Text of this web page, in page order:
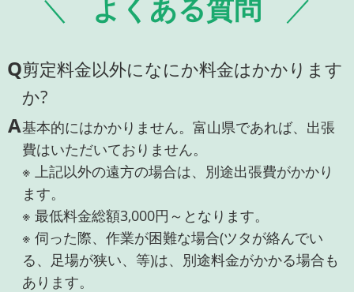
よくある質問
Q剪定料金以外になにか料金はかかります
か?
A基本的にはかかりません。富山県であれば、出張
費はいただいておりません。
※ 上記以外の遠方の場合は、別途出張費がかかり
ます。
※ 最低料金総額3,000円～となります。
※ 伺った際、作業が困難な場合(ツタが絡んでい
る、足場が狭い、等)は、別途料金がかかる場合も
あります。